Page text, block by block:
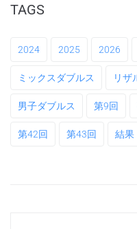
TAGS
2024 2025 2026
ミックスダブルス リザ
男子ダブルス 第9回
第42回 第43回 結果